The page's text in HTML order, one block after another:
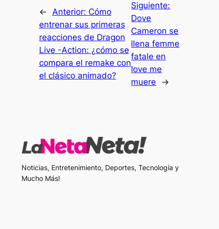
← Anterior: Cómo
entrenar sus primeras
reacciones de Dragon
Live -Action: ¿cómo se
compara el remake con
el clásico animado?
Siguiente:
Dove
Cameron se
llena femme
fatale en
love me
muere
→
Noticias, Entretenimiento, Deportes, Tecnología y
Mucho Más!